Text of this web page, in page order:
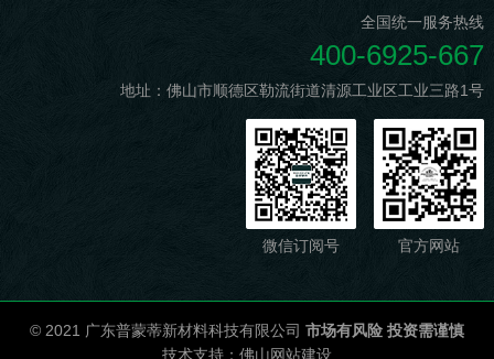
全国统一服务热线
400-6925-667
地址：佛山市顺德区勒流街道清源工业区工业三路1号
微信订阅号 官方网站
© 2021 广东普蒙蒂新材料科技有限公司 市场有风险 投资需谨慎
技术支持： 佛山网站建设